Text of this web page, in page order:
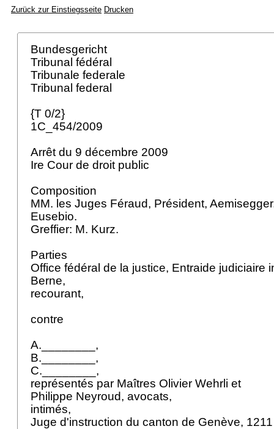
Zurück zur Einstiegsseite Drucken
Bundesgericht
Tribunal fédéral
Tribunale federale
Tribunal federal
{T 0/2}
1C_454/2009
Arrêt du 9 décembre 2009
Ire Cour de droit public
Composition
MM. les Juges Féraud, Président,
Eusebio.
Greffier: M. Kurz.
Parties
Office fédéral de la justice, Entraide judiciaire
Berne,
recourant,
contre
A.________,
B.________,
C.________,
représentés par Maîtres Olivier Wehrli et
Philippe Neyroud, avocats,
intimés,
Juge d'instruction du canton de Genève,